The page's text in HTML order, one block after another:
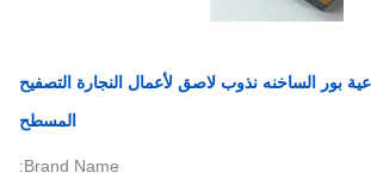
بور الساخنه نذوب لاصق لأعمال النجارة التصفيح
المسطح
Brand Name: